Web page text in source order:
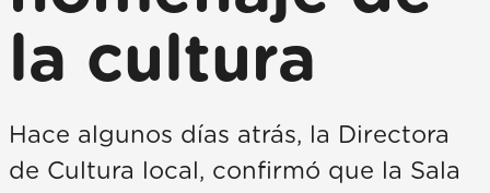
la cultura
Hace algunos días atrás, la Directora
de Cultura local, confirmó que la Sala